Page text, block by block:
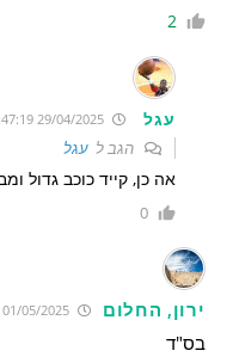
2
עגל
הגב לעגל
אה כן, קייד כוכב גדול
0
ירון, החלום 01/05/2025 2:03:34
בס"ד